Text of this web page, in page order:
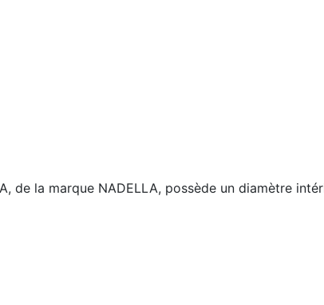
de la marque NADELLA, possède un diamètre